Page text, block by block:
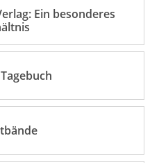
Ein besonderes